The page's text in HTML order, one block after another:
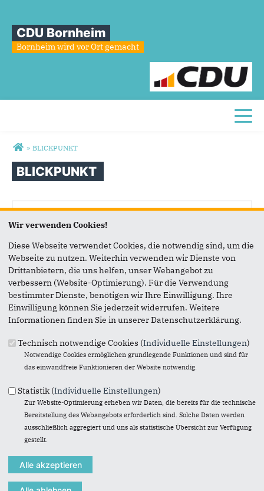
CDU Bornheim
Bornheim wird vor Ort gemacht
Sie sind hier
» BLICKPUNKT
BLICKPUNKT
Download(4 MB)
Wir verwenden Cookies!
Diese Webseite verwendet Cookies, die notwendig sind, um die
Webseite zu nutzen. Weiterhin verwenden wir Dienste von
Drittanbietern, die uns helfen, unser Webangebot zu
verbessern (Website-Optimierung). Für die Verwendung
bestimmter Dienste, benötigen wir Ihre Einwilligung. Ihre
Einwilligung können Sie jederzeit widerrufen. Weitere
Informationen finden Sie in unserer Datenschutzerklärung.
Technisch notwendige Cookies (Individuelle Einstellungen)
Notwendige Cookies ermöglichen grundlegende Funktionen und sind für
das einwandfreie Funktionieren der Website notwendig.
Statistik (Individuelle Einstellungen)
Zur Website-Optimierung erheben wir Daten, die bereits für die technische
Bereitstellung des Webangebots erforderlich sind. Solche Daten werden
ausschließlich aggregiert und uns als statistische Übersicht zur Verfügung
gestellt.